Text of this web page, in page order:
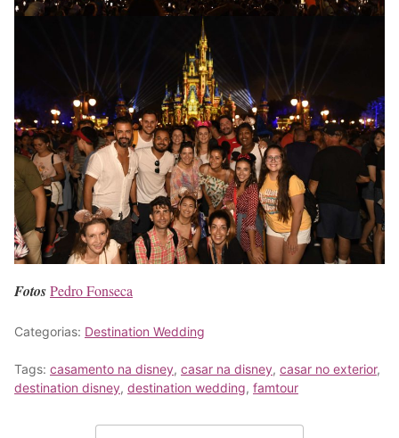
FotosPedro Fonseca
Categorias: Destination Wedding
Tags: casamento na disney, casar na disney, casar no exterior,
destination disney, destination wedding, famtour